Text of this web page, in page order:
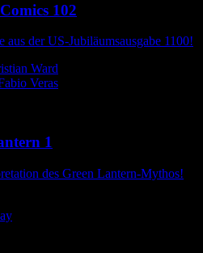
102
aus der US-Jubiläumsausgabe 1100!
Ward
Veras
1
des Green Lantern-Mythos!